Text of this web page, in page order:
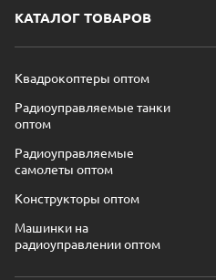
КАТАЛОГ ТОВАРОВ
Квадрокоптеры оптом
Радиоуправляемые танки
оптом
Радиоуправляемые
самолеты оптом
Конструкторы оптом
Машинки на
радиоуправлении оптом